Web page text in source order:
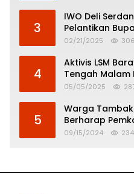
3
IWO Deli
Pelantikan
Serdang
02/21/2025
4
Aktivis LSM
Tengah Malam
Tinggi
05/05/2025
5
Warga
Berharap
Banjir
09/15/2024